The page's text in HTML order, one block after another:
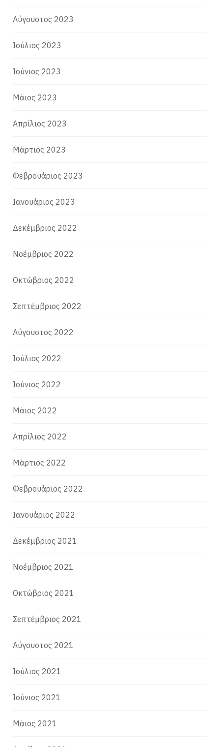
Αύγουστος 2023
Ιούλιος 2023
Ιούνιος 2023
Μάιος 2023
Απρίλιος 2023
Μάρτιος 2023
Φεβρουάριος 2023
Ιανουάριος 2023
Δεκέμβριος 2022
Νοέμβριος 2022
Οκτώβριος 2022
Σεπτέμβριος 2022
Αύγουστος 2022
Ιούλιος 2022
Ιούνιος 2022
Μάιος 2022
Απρίλιος 2022
Μάρτιος 2022
Φεβρουάριος 2022
Ιανουάριος 2022
Δεκέμβριος 2021
Νοέμβριος 2021
Οκτώβριος 2021
Σεπτέμβριος 2021
Αύγουστος 2021
Ιούλιος 2021
Ιούνιος 2021
Μάιος 2021